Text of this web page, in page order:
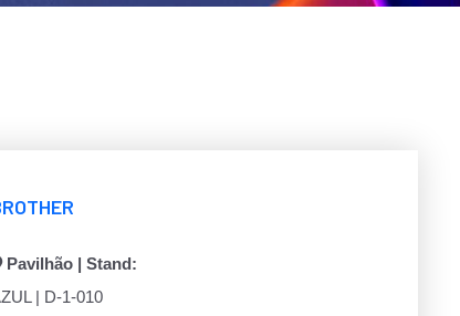
Pavilhão | Stand:
| D-1-010